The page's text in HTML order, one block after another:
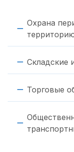
Охрана
Складские
Торговые